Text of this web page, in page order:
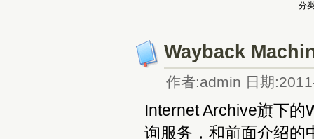
分
Wayback
作者:admin 日期
Internet Archive旗下的
询服务，和前面介绍的